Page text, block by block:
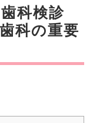
歯科検診
科の重要